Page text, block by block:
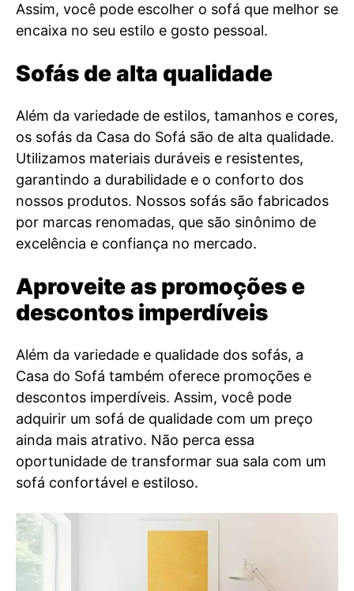
Assim, você pode escolher o sofá que melhor se
encaixa no seu estilo e gosto pessoal.
Sofás de alta qualidade
Além da variedade de estilos, tamanhos e cores,
os sofás da Casa do Sofá são de alta qualidade.
Utilizamos materiais duráveis e resistentes,
garantindo a durabilidade e o conforto dos
nossos produtos. Nossos sofás são fabricados
por marcas renomadas, que são sinônimo de
excelência e confiança no mercado.
Aproveite as promoções e
descontos imperdíveis
Além da variedade e qualidade dos sofás, a
Casa do Sofá também oferece promoções e
descontos imperdíveis. Assim, você pode
adquirir um sofá de qualidade com um preço
ainda mais atrativo. Não perca essa
oportunidade de transformar sua sala com um
sofá confortável e estiloso.